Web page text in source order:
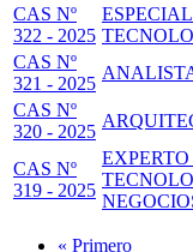
CAS Nº
322 - 2025
CAS Nº
321 - 2025
CAS Nº
320 - 2025
CAS Nº
319 - 2025
Primera
« Primero